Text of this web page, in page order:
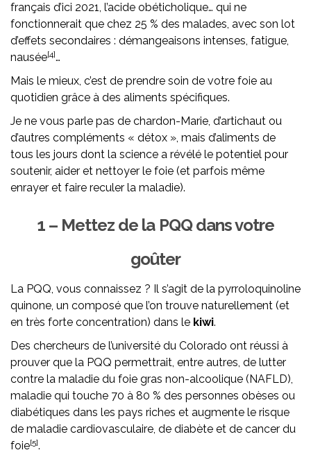
français d’ici 2021, l’acide obéticholique… qui ne
fonctionnerait que chez 25 % des malades, avec son lot
d’effets secondaires : démangeaisons intenses, fatigue,
nausée[4]…
Mais le mieux, c’est de prendre soin de votre foie au
quotidien grâce à des aliments spécifiques.
Je ne vous parle pas de chardon-Marie, d’artichaut ou
d’autres compléments « détox », mais d’aliments de
tous les jours dont la science a révélé le potentiel pour
soutenir, aider et nettoyer le foie (et parfois même
enrayer et faire reculer la maladie).
1 – Mettez de la PQQ dans votre
goûter
La PQQ, vous connaissez ? Il s’agit de la pyrroloquinoline
quinone, un composé que l’on trouve naturellement (et
en très forte concentration) dans le kiwi.
Des chercheurs de l’université du Colorado ont réussi à
prouver que la PQQ permettrait, entre autres, de lutter
contre la maladie du foie gras non-alcoolique (NAFLD),
maladie qui touche 70 à 80 % des personnes obèses ou
diabétiques dans les pays riches et augmente le risque
de maladie cardiovasculaire, de diabète et de cancer du
foie[5].